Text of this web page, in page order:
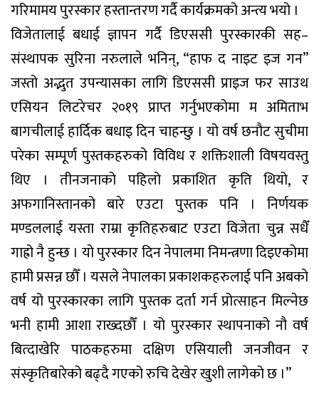
गरिमामय पुरस्कार हस्तान्तरण गर्दै कार्यक्रमको अन्त्य भयो ।
विजेतालाई बधाई ज्ञापन गर्दै डिएससी पुरस्कारकी सह–
संस्थापक सुरिना नरुलाले भनिन्, “हाफ द नाइट इज गन”
जस्तो अद्भुत उपन्यासका लागि डिएससी प्राइज फर साउथ
एसियन लिटरेचर २०१९ प्राप्त गर्नुभएकोमा म अमिताभ
बागचीलाई हार्दिक बधाइ दिन चाहन्छु । यो वर्ष छनौट सुचीमा
परेका सम्पूर्ण पुस्तकहरुको विविध र शक्तिशाली विषयवस्तु
थिए । तीनजनाको पहिलो प्रकाशित कृति थियो, र
अफगानिस्तानको बारे एउटा पुस्तक पनि । निर्णयक
मण्डललाई यस्ता राम्रा कृतिहरुबाट एउटा विजेता चुन्न सधैँ
गाह्रो नै हुन्छ । यो पुरस्कार दिन नेपालमा निमन्त्रणा दिइएकोमा
हामी प्रसन्न छौँ । यसले नेपालका प्रकाशकहरुलाई पनि अबको
वर्ष यो पुरस्कारका लागि पुस्तक दर्ता गर्न प्रोत्साहन मिल्नेछ
भनी हामी आशा राख्दछौँ । यो पुरस्कार स्थापनाको नौ वर्ष
बित्दाखेरि पाठकहरुमा दक्षिण एसियाली जनजीवन र
संस्कृतिबारेको बढ्दै गएको रुचि देखेर खुशी लागेको छ ।”